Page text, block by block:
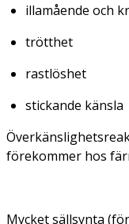
illamående och
trötthet
rastlöshet
stickande känsla
förekommer hos
Mycket sällsynta